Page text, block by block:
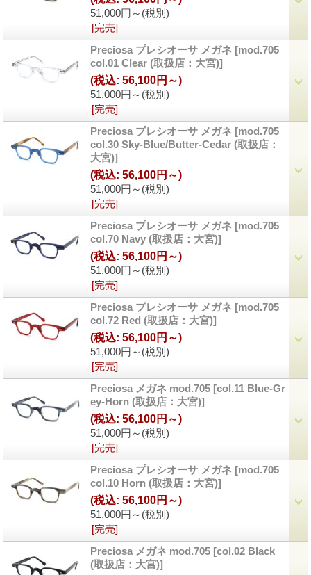
51,000円～ (税別)
[完売]
Preciosa プレシオーサ メガネ [mod.705
col.01 Clear (取扱店：大宮)]
51,000円～ (税別)
(税込: 56,100円～)
[完売]
Preciosa プレシオーサ メガネ [mod.705
col.30 Sky-Blue/Butter-Cedar (取扱店：
大宮)]
51,000円～ (税別)
(税込: 56,100円～)
[完売]
Preciosa プレシオーサ メガネ [mod.705
col.70 Navy (取扱店：大宮)]
51,000円～ (税別)
(税込: 56,100円～)
[完売]
Preciosa プレシオーサ メガネ [mod.705
col.72 Red (取扱店：大宮)]
51,000円～ (税別)
(税込: 56,100円～)
[完売]
Preciosa メガネ mod.705 [col.11 Blue-Gr
ey-Horn (取扱店：大宮)]
51,000円～ (税別)
(税込: 56,100円～)
[完売]
Preciosa プレシオーサ メガネ [mod.705
col.10 Horn (取扱店：大宮)]
51,000円～ (税別)
(税込: 56,100円～)
[完売]
Preciosa メガネ mod.705 [col.02 Black
(取扱店：大宮)]